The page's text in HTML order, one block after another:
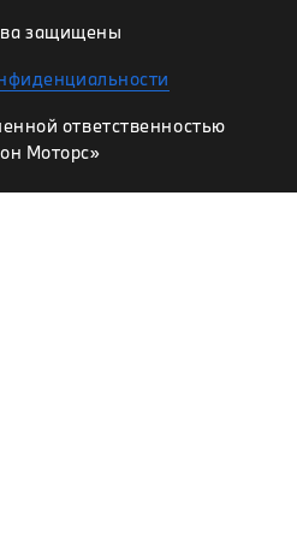
защищены
ответственностью
Моторс»